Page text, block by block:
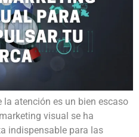
atención es un bien escaso
visual se ha
indispensable para las